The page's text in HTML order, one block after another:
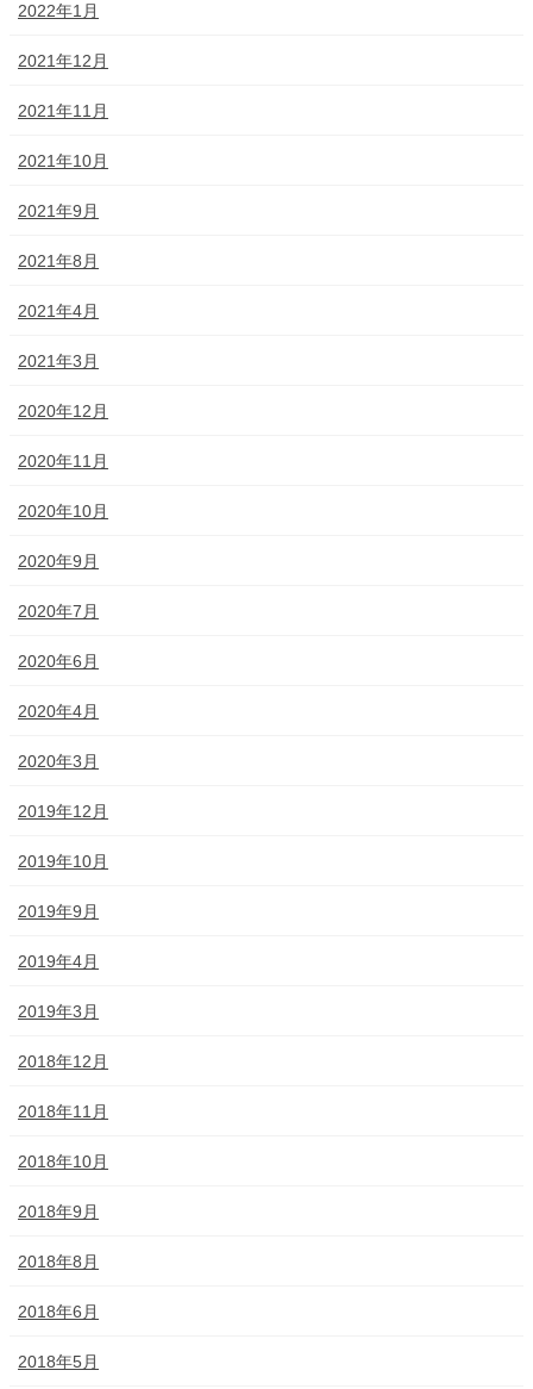
2022年1月
2021年12月
2021年11月
2021年10月
2021年9月
2021年8月
2021年4月
2021年3月
2020年12月
2020年11月
2020年10月
2020年9月
2020年7月
2020年6月
2020年4月
2020年3月
2019年12月
2019年10月
2019年9月
2019年4月
2019年3月
2018年12月
2018年11月
2018年10月
2018年9月
2018年8月
2018年6月
2018年5月